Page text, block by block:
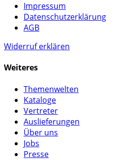
Impressum
Datenschutzerklärung
AGB
Widerruf erklären
Weiteres
Themenwelten
Kataloge
Vertreter
Auslieferungen
Über uns
Jobs
Presse